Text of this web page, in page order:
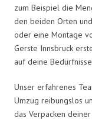
zum Beispiel die
den beiden Orten
oder eine Montage
Gerste Innsbruck
auf deine
Unser erfahrenes
Umzug reibungslos
das Verpacken